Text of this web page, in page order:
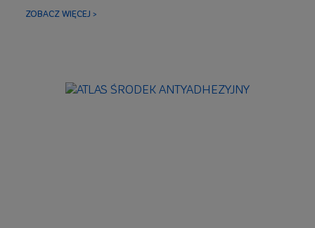
ZOBACZ WIĘCEJ >